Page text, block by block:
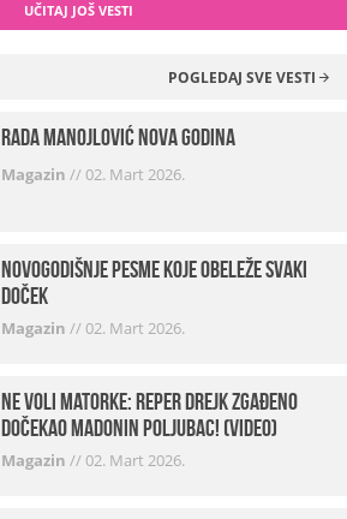
UČITAJ JOŠ VESTI
POGLEDAJ SVE VESTI
Rada Manojlović Nova godina
Magazin //02. Mart 2026.
Novogodišnje pesme koje obeleže svaki
Doček
Magazin //02. Mart 2026.
Ne voli matorke: Reper Drejk zgađeno
dočekao Madonin poljubac! (VIDEO)
Magazin //02. Mart 2026.